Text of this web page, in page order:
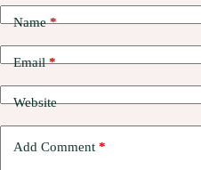
Name*
Email*
Website
Add Comment *